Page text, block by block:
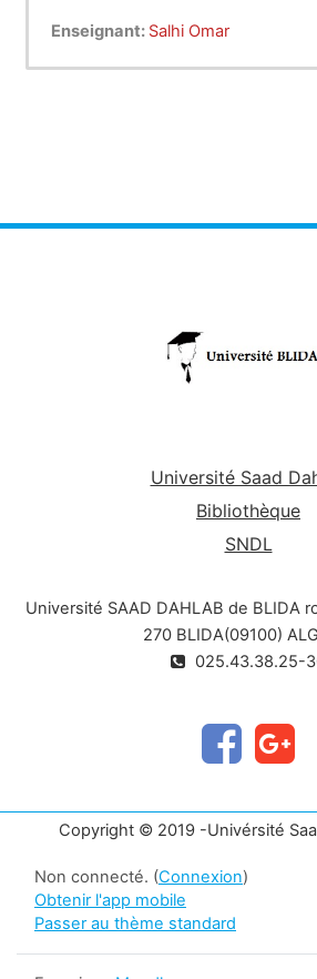
Enseignant: Salhi Omar
Université Saad
Bibliothèque
SNDL
Université SAAD DAHLAB de BLIDA
270 BLIDA(09100)
025.43.38.25-
Copyright © 2019 -Univérsité
Non connecté. (Connexion)
Obtenir l'app mobile
Passer au thème standard